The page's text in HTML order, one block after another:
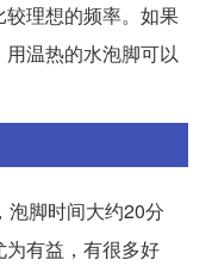
理想的频率。如果
温热的水泡脚可以
泡脚时间大约20分
有益，有很多好